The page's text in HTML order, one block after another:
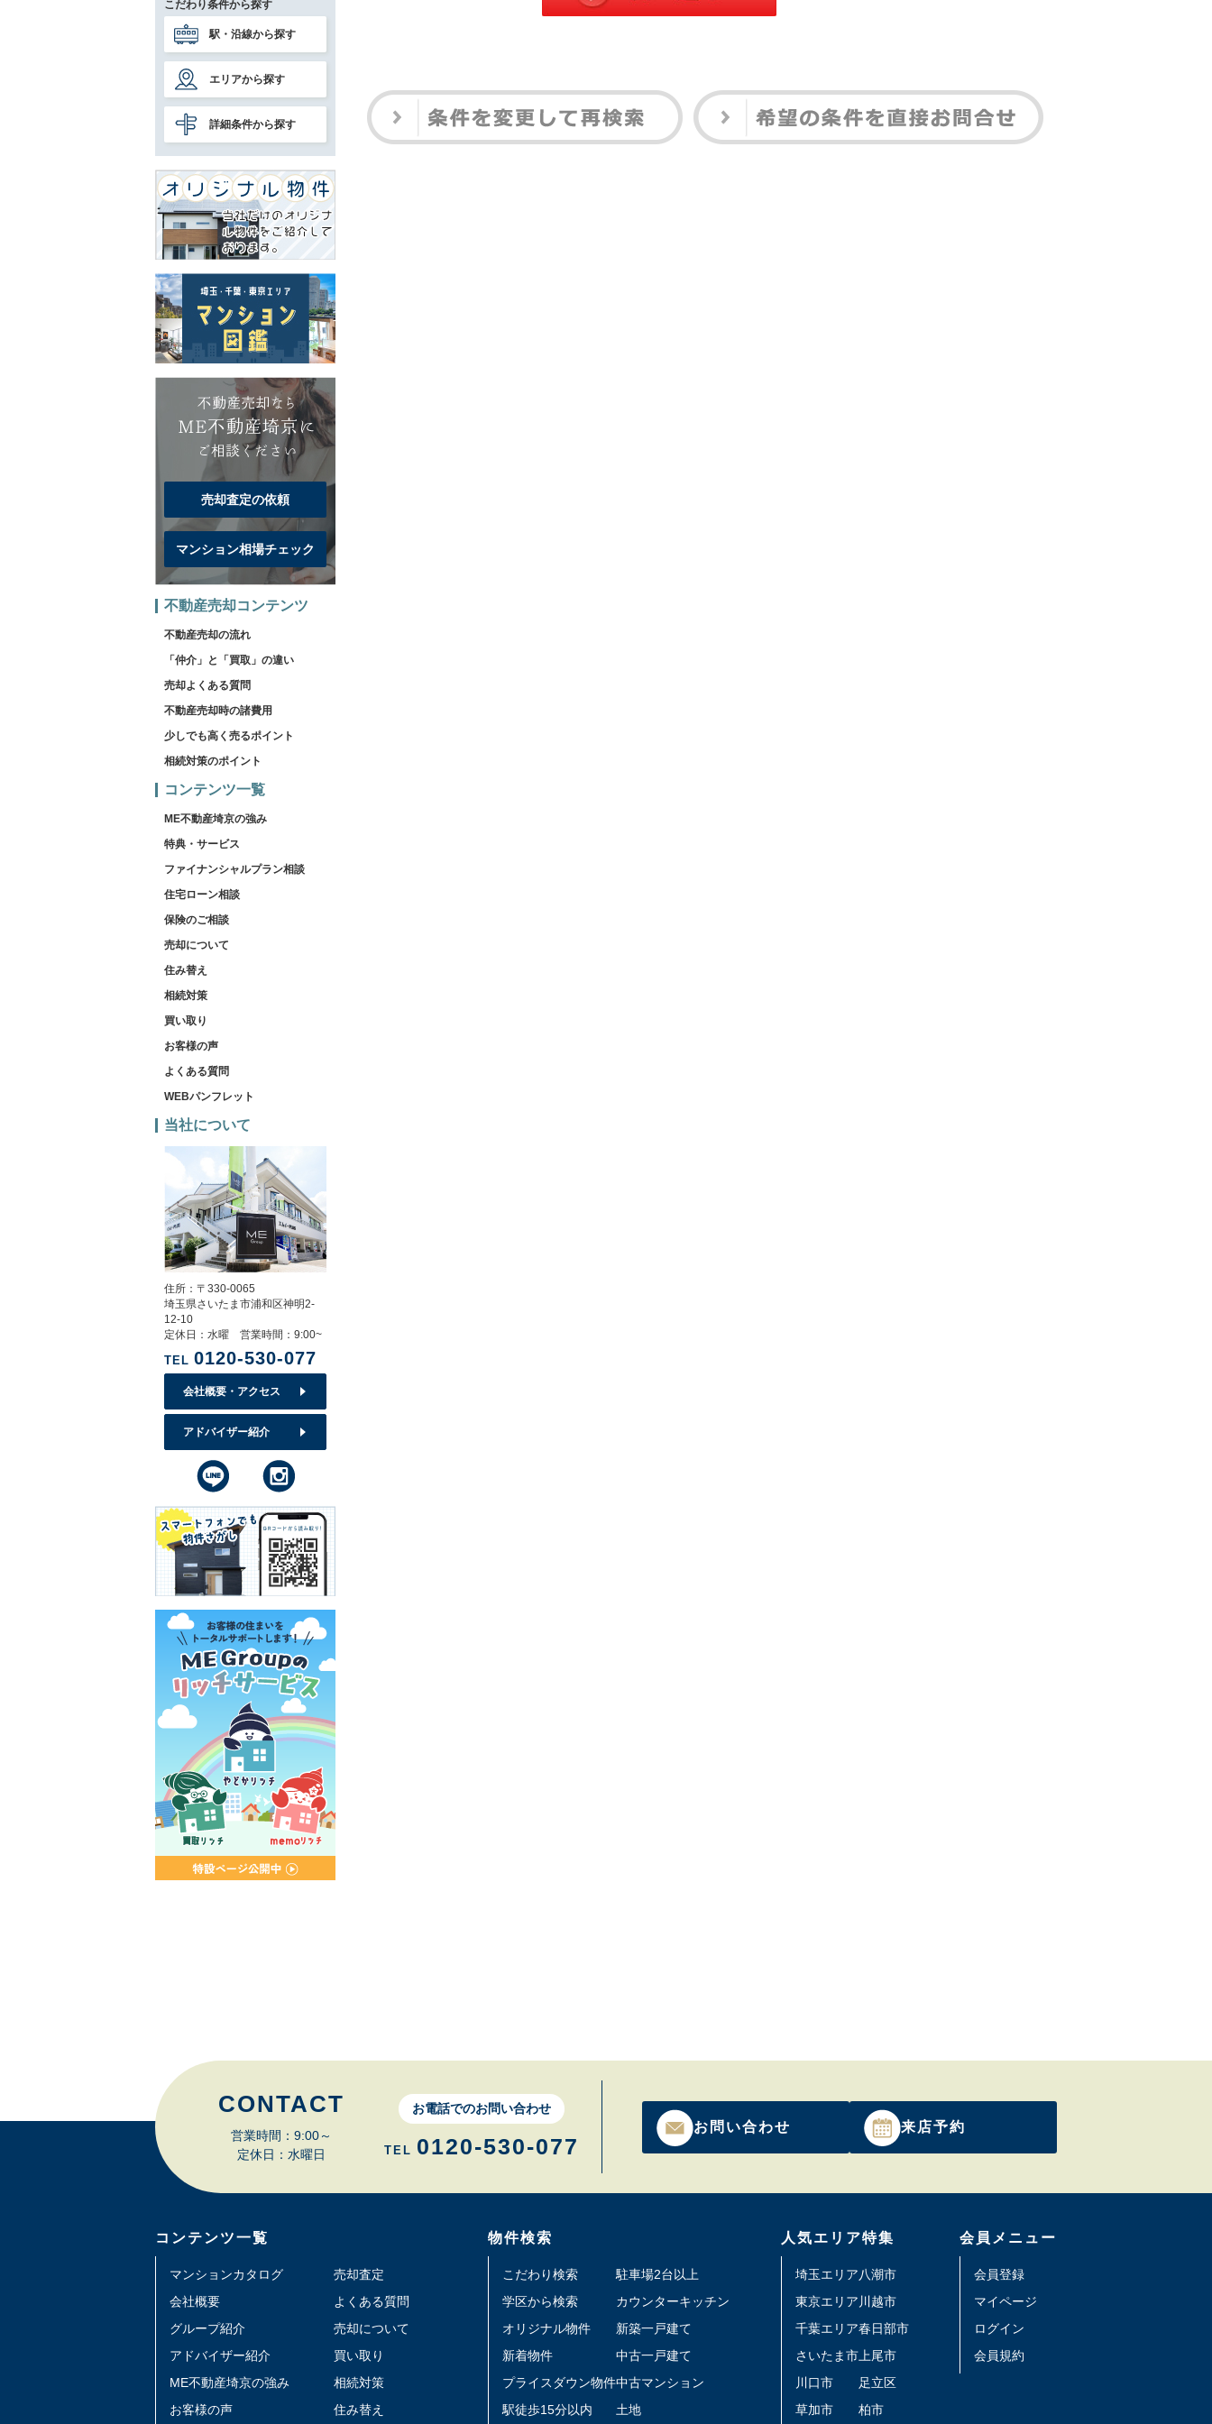
こだわり条件から探す
駅・沿線から探す
エリアから探す
詳細条件から探す
売却査定の依頼
マンション相場チェック
不動産売却コンテンツ
不動産売却の流れ
「仲介」と「買取」の違い
売却よくある質問
不動産売却時の諸費用
少しでも高く売るポイント
相続対策のポイント
コンテンツ一覧
ME不動産埼京の強み
特典・サービス
ファイナンシャルプラン相談
住宅ローン相談
保険のご相談
売却について
住み替え
相続対策
買い取り
お客様の声
よくある質問
WEBパンフレット
当社について
住所：〒330-0065
埼玉県さいたま市浦和区神明2-
12-10
定休日：水曜 営業時間：9:00~
TEL 0120-530-077
会社概要・アクセス
アドバイザー紹介
CONTACT
営業時間：9:00～
定休日：水曜日
お電話でのお問い合わせ
TEL 0120-530-077
お問い合わせ 来店予約
コンテンツ一覧
マンションカタログ
会社概要
グループ紹介
アドバイザー紹介
ME不動産埼京の強み
お客様の声
売却査定
よくある質問
売却について
買い取り
相続対策
住み替え
物件検索
こだわり検索
学区から検索
オリジナル物件
新着物件
プライスダウン物件
駅徒歩15分以内
駐車場2台以上
カウンターキッチン
新築一戸建て
中古一戸建て
中古マンション
土地
人気エリア特集
埼玉エリア
東京エリア
千葉エリア
さいたま市
川口市
草加市
八潮市
川越市
春日部市
上尾市
足立区
柏市
会員メニュー
会員登録
マイページ
ログイン
会員規約